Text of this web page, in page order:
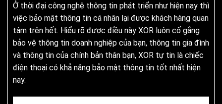
Ở thời đại công nghệ thông tin phát triển như hiện nay thì
việc bảo mật thông tin cá nhân lại được khách hàng quan
tâm trên hết. Hiểu rõ được điều này XOR luôn cố gắng
bảo vệ thông tin doanh nghiệp của bạn, thông tin gia đình
và thông tin của chính bản thân bạn, XOR tự tin là chiếc
điện thoại có khả năng bảo mật thông tin tốt nhất hiện
nay.